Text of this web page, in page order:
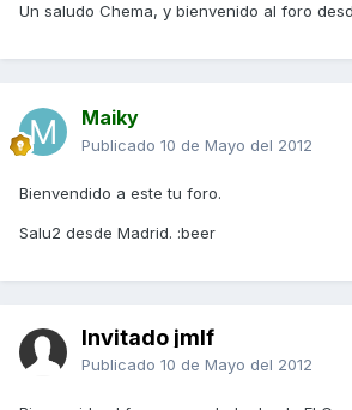
Un saludo Chema, y bienvenido al foro
Maiky
Publicado 10 de Mayo del 2012
Bienvendido a este tu foro.
Salu2 desde Madrid. :beer
Invitado jmlf
Publicado 10 de Mayo del 2012